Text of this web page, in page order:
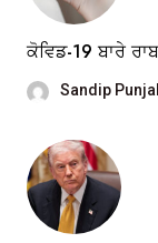
ਕੋਵਿਡ-19 ਬਾਰੇ
Sandip